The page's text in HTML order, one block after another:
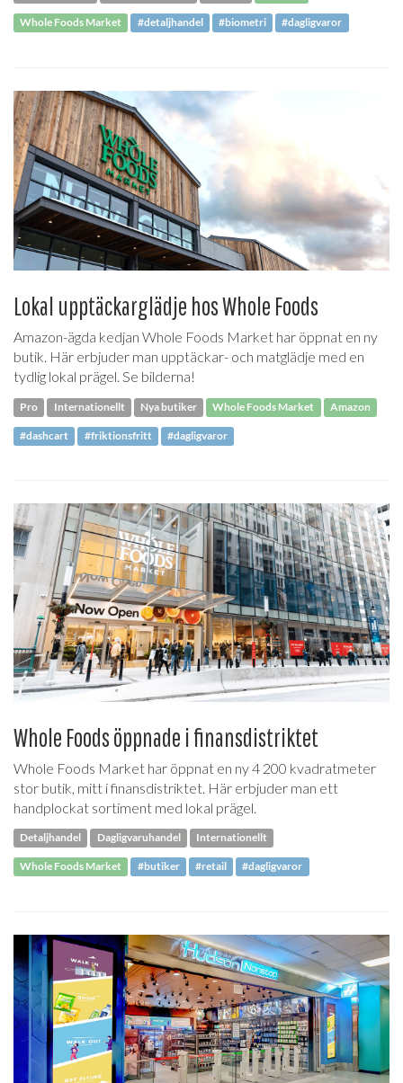
Whole Foods Market #detaljhandel #biometri #dagligvaror
Lokal upptäckarglädje hos Whole Foods
Amazon-ägda kedjan Whole Foods Market har öppnat en ny
butik. Här erbjuder man upptäckar- och matglädje med en
tydlig lokal prägel. Se bilderna!
Pro Internationellt Nya butiker Whole Foods Market Amazon
#dashcart #friktionsfritt #dagligvaror
Whole Foods öppnade i finansdistriktet
Whole Foods Market har öppnat en ny 4 200 kvadratmeter
stor butik, mitt i finansdistriktet. Här erbjuder man ett
handplockat sortiment med lokal prägel.
Detaljhandel Dagligvaruhandel Internationellt
Whole Foods Market #butiker #retail #dagligvaror